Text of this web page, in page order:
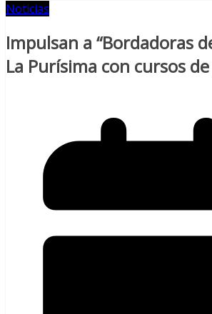
Noticias
Impulsan a “Bordadoras
La Purísima con cursos